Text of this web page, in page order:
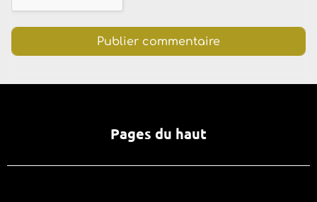
Pages du haut